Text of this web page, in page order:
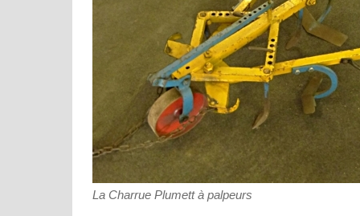
La Charrue Plumett à palpeurs